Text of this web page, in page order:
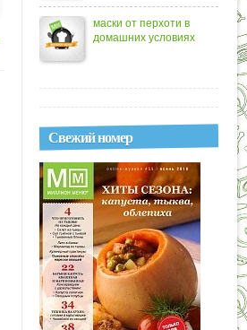
маски от перхоти в
домашних условиях
Свежий номер